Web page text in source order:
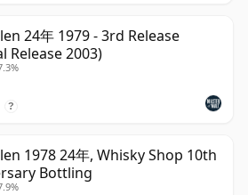
24年 1979 - 3rd Release
Release 2003)
?
1978 24年, Whisky Shop 10th
Bottling